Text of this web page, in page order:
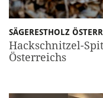
SÄGERESTHOLZ
Hackschnitzel-
Österreichs